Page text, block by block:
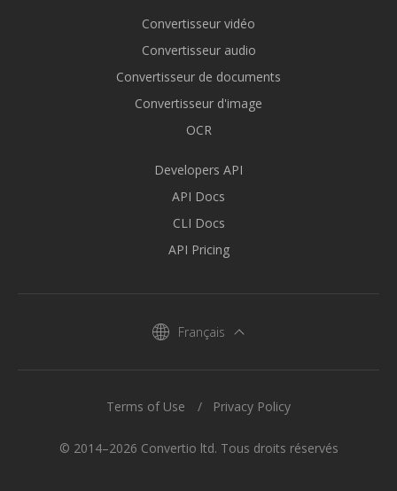
Convertisseur vidéo
Convertisseur audio
Convertisseur de documents
Convertisseur d'image
OCR
Developers API
API Docs
CLI Docs
API Pricing
Français
© 2014–2026 Convertio ltd. Tous droits réservés
Terms of Use Privacy Policy